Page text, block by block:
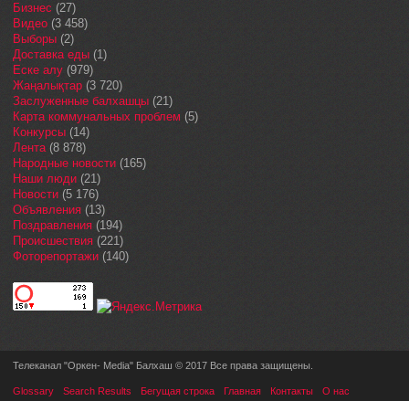
Бизнес (27)
Видео (3 458)
Выборы (2)
Доставка еды (1)
Еске алу (979)
Жаңалықтар (3 720)
Заслуженные балхашцы (21)
Карта коммунальных проблем (5)
Конкурсы (14)
Лента(8 878)
Народные новости (165)
Наши люди (21)
Новости (5 176)
Объявления (13)
Поздравления (194)
Происшествия (221)
Фоторепортажи (140)
Телеканал "Оркен- Media" Балхаш © 2017 Все права защищены.
Glossary Search Results Бегущая строка Главная Контакты О нас